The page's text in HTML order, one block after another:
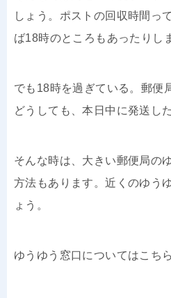
しょう。ポストの回収時間っ
ば18時のところもあったりし
でも18時を過ぎている。郵便
どうしても、本日中に発送した
そんな時は、大きい郵便局の
方法もあります。近くのゆう
ょう。
ゆうゆう窓口についてはこち